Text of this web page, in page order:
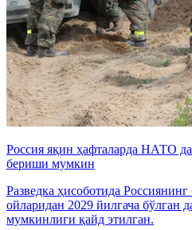
Россия яқин ҳафталарда НАТО
бериши мумкин
Разведка ҳисоботида Россиянинг
ойларидан 2029 йилгача бўлган
мумкинлиги қайд этилган.